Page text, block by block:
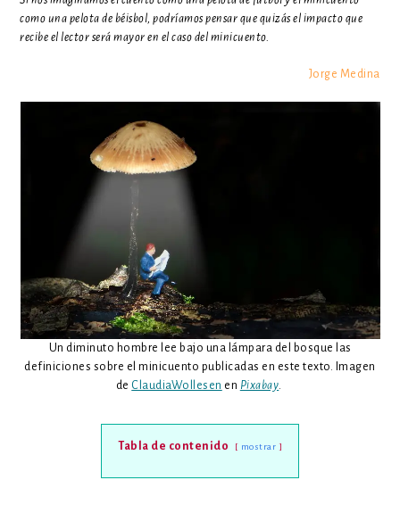
como una pelota de béisbol, podríamos pensar que quizás el impacto que
recibe el lector será mayor en el caso del minicuento.
Jorge Medina
Un diminuto hombre lee bajo una lámpara del bosque las
definiciones sobre el minicuento publicadas en este texto. Imagen
de ClaudiaWollesen en Pixabay.
Tabla de contenido mostrar